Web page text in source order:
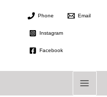
Phone Email
Instagram
Facebook